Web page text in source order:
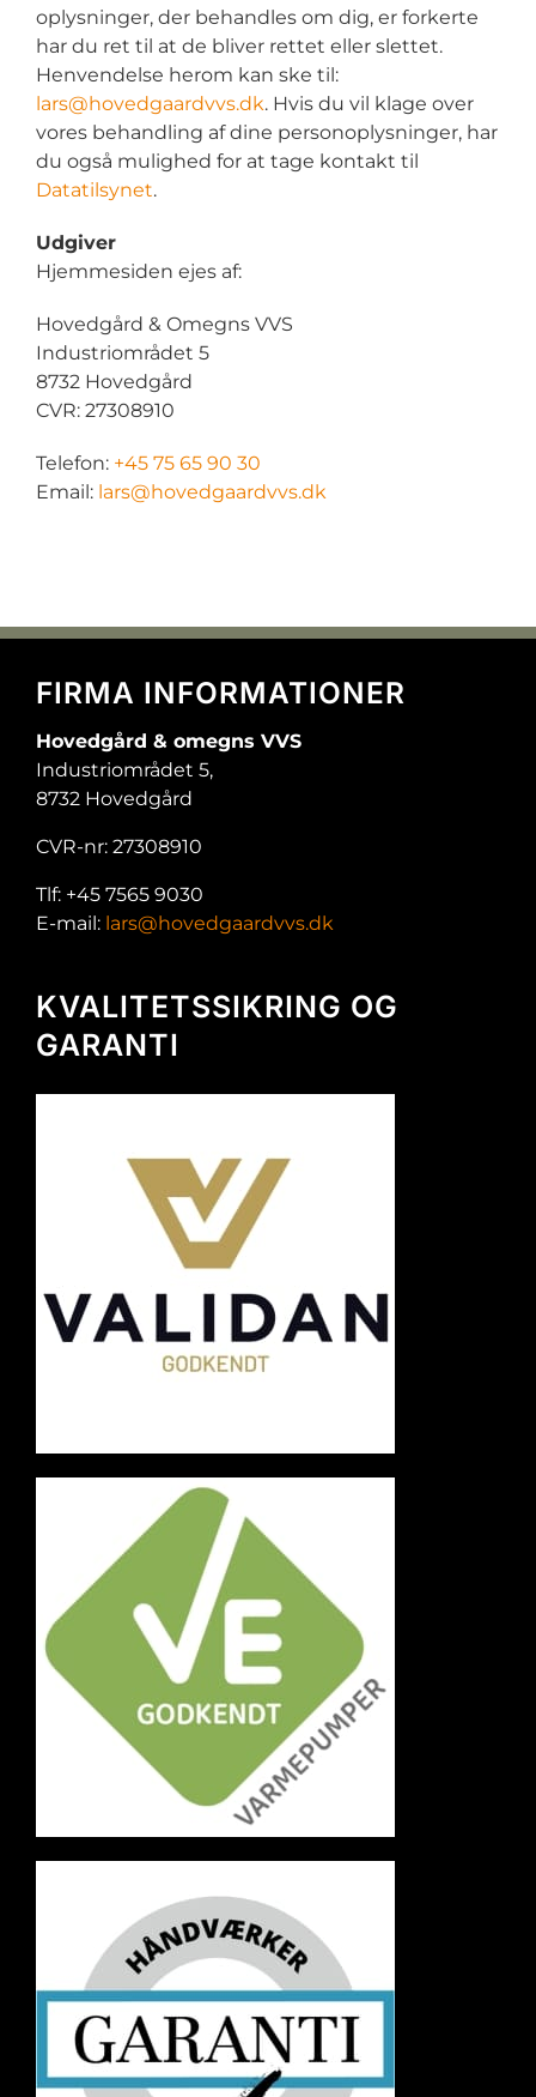
oplysninger, der behandles om dig, er forkerte
har du ret til at de bliver rettet eller slettet.
Henvendelse herom kan ske til:
lars@hovedgaardvvs.dk. Hvis du vil klage over
vores behandling af dine personoplysninger, har
du også mulighed for at tage kontakt til
Datatilsynet.
Udgiver
Hjemmesiden ejes af:
Hovedgård & Omegns VVS
Industriområdet 5
8732 Hovedgård
CVR: 27308910
Telefon: +45 75 65 90 30
Email: lars@hovedgaardvvs.dk
FIRMA INFORMATIONER
Hovedgård & omegns VVS
Industriområdet 5,
8732 Hovedgård
CVR-nr: 27308910
Tlf: +45 7565 9030
E-mail: lars@hovedgaardvvs.dk
KVALITETSSIKRING OG
GARANTI